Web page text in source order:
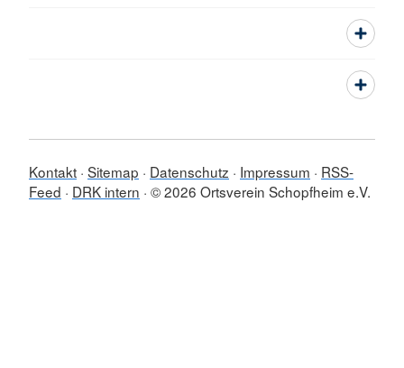
Kontakt Sitemap Datenschutz Impressum
RSS-
Feed
DRK intern © 2026 Ortsverein Schopfheim e.V.